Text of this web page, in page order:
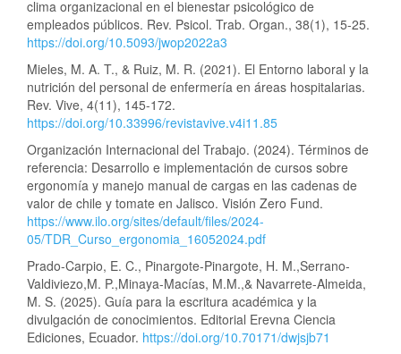
clima organizacional en el bienestar psicológico de
empleados públicos. Rev. Psicol. Trab. Organ., 38(1), 15-25.
https://doi.org/10.5093/jwop2022a3
Mieles, M. A. T., & Ruiz, M. R. (2021). El Entorno laboral y la
nutrición del personal de enfermería en áreas hospitalarias.
Rev. Vive, 4(11), 145-172.
https://doi.org/10.33996/revistavive.v4i11.85
Organización Internacional del Trabajo. (2024). Términos de
referencia: Desarrollo e implementación de cursos sobre
ergonomía y manejo manual de cargas en las cadenas de
valor de chile y tomate en Jalisco. Visión Zero Fund.
https://www.ilo.org/sites/default/files/2024-
05/TDR_Curso_ergonomia_16052024.pdf
Prado-Carpio, E. C., Pinargote-Pinargote, H. M.,Serrano-
Valdiviezo,M. P.,Minaya-Macías, M.M.,& Navarrete-Almeida,
M. S. (2025). Guía para la escritura académica y la
divulgación de conocimientos. Editorial Erevna Ciencia
Ediciones, Ecuador. https://doi.org/10.70171/dwjsjb71